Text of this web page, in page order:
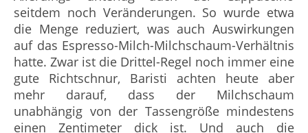
seitdem noch Veränderungen. So wurde etwa
die Menge reduziert, was auch Auswirkungen
auf das Espresso-Milch-Milchschaum-Verhältnis
hatte. Zwar ist die Drittel-Regel noch immer eine
gute Richtschnur, Baristi achten heute aber
mehr darauf, dass der Milchschaum
unabhängig von der Tassengröße mindestens
einen Zentimeter dick ist. Und auch die